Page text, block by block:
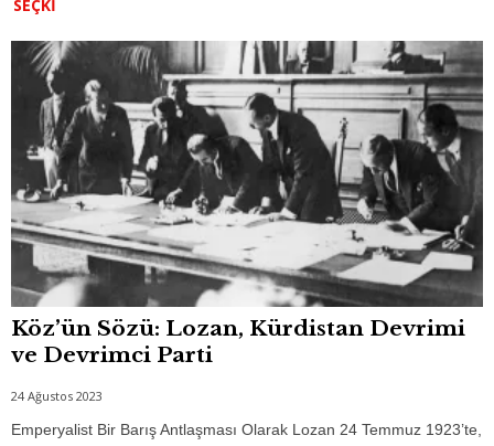
SEÇKI
Köz’ün Sözü: Lozan, Kürdistan Devrimi
ve Devrimci Parti
24 Ağustos 2023
Emperyalist Bir Barış Antlaşması Olarak Lozan 24 Temmuz 1923’te,